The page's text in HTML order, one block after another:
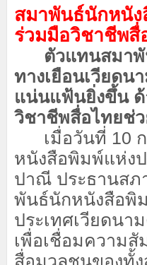
สมาพันธ์นักหนัง
ร่วมมือวิชาชีพสื่
ตัวแทนสมาพั
ทางเยือนเวียดน
แน่นแฟ้นยิ่งขึ้น
วิชาชีพสื่อไทยช่
เมื่อวันที่ 10
หนังสือพิมพ์แห่ง
ปาณี ประธานสภ
พันธ์นักหนังสือพิม
ประเทศเวียดน
เพื่อเชื่อมความ
สื่อมวลชนของทั้ง